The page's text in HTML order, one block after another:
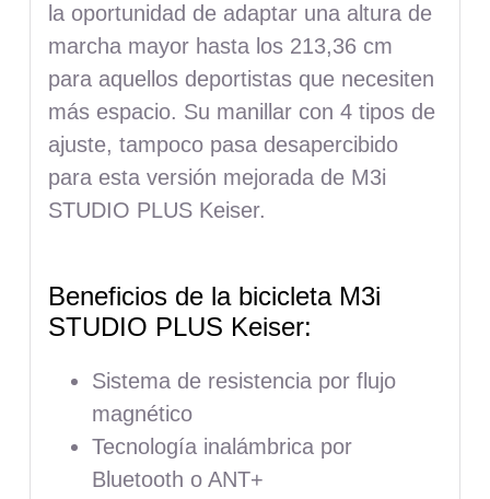
la oportunidad de adaptar una altura de
marcha mayor hasta los 213,36 cm
para aquellos deportistas que necesiten
más espacio. Su manillar con 4 tipos de
ajuste, tampoco pasa desapercibido
para esta versión mejorada de M3i
STUDIO PLUS Keiser.
Beneficios de la bicicleta M3i
STUDIO PLUS Keiser:
Sistema de resistencia por flujo
magnético
Tecnología inalámbrica por
Bluetooth o ANT+